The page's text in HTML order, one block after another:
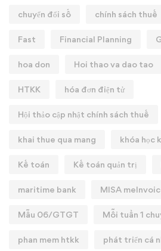
chuyển đổi số chính sách thuế
Fast Financial Planning
hoa don Hoi thao va dao tao
HTKK hóa đơn điện tử
Hội thảo cập nhật chính sách thuế
khai thue qua mang khóa học
Kế toán Kế toán quản trị
maritime bank MISA
Mẫu 06/GTGT Mỗi tuần 1
phan mem htkk phát triển cá